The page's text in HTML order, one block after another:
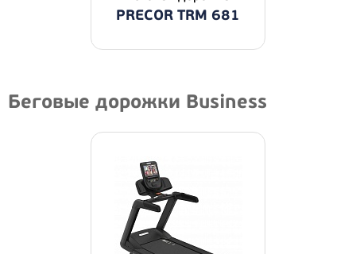
PRECOR TRM 681
Беговые дорожки Business